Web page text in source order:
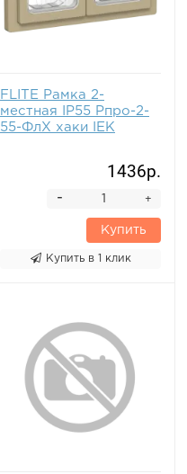
FLITE Рамка 2-
местная IP55 Рпро-2-
55-ФлХ хаки IEK
1436р.
+
-
Купить
Купить в 1 клик